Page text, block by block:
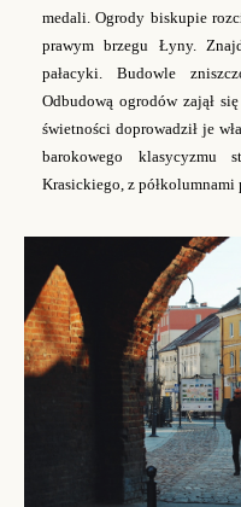
medali. Ogrody biskupie
prawym brzegu Łyny.
pałacyki. Budowle
Odbudową ogrodów zajął
świetności doprowadził je
barokowego klasycyzmu
Krasickiego, z półkolumnami